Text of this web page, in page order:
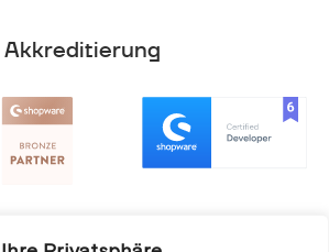
Akkreditierung